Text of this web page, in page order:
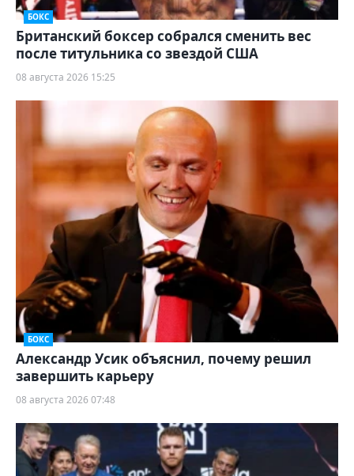
БОКС
Британский боксер собрался сменить вес
после титульника со звездой США
08 августа 2026 15:25
БОКС
Александр Усик объяснил, почему решил
завершить карьеру
08 августа 2026 07:48